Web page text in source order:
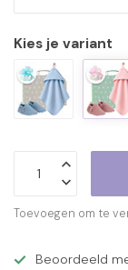
Kies je variant
Toevoegen om te
Beoordeeld